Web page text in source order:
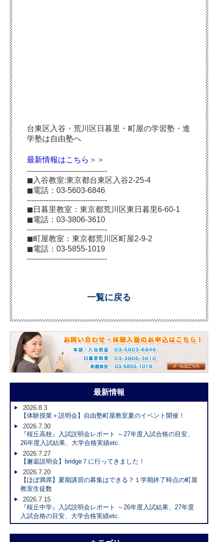
台東区入谷・荒川区日暮里・町屋の学習塾・進
学塾は自由塾へ
最新情報はこちら ＞＞
---------------------------------
◼︎入谷教室:東京都台東区入谷2-25-4
◼︎電話：03-5603-6846
---------------------------------
◼︎日暮里教室：東京都荒川区東日暮里6-60-1
◼︎電話：03-3806-3610
---------------------------------
◼︎町屋教室：東京都荒川区町屋2-9-2
◼︎電話：03-5855-1019
---------------------------------
一覧に戻る
最新情報
2026.8.3
【体験授業＋説明会】自由塾町屋教室夏のイベント開催！
2026.7.30
『桜丘高校』入試説明会レポート ～27年度入試合格の目安、
26年度入試結果、大学合格実績etc.
2026.7.27
【邂逅説明会】bridge７に行ってきました！
2026.7.20
【ほぼ満席】夏期講習の募集はできる？１学期終了時点の町屋
教室生徒数
2026.7.15
『桜丘中学』入試説明会レポート ～26年度入試結果、27年度
入試合格の目安、大学合格実績etc.